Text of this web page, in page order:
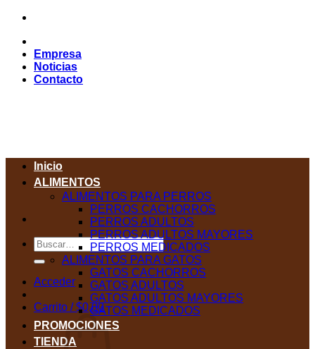
Saltar
contenido
Empresa
Noticias
Contacto
Buscar
por:
Acceder
Carrito /$0,00
Inicio
ALIMENTOS
ALIMENTOS PARA PERROS
PERROS CACHORROS
PERROS ADULTOS
PERROS ADULTOS MAYORES
PERROS MEDICADOS
ALIMENTOS PARA GATOS
GATOS CACHORROS
GATOS ADULTOS
GATOS ADULTOS MAYORES
GATOS MEDICADOS
PROMOCIONES
TIENDA